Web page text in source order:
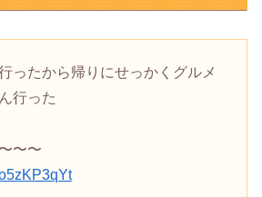
ったから帰りにせっかくグルメ
行った
〜〜